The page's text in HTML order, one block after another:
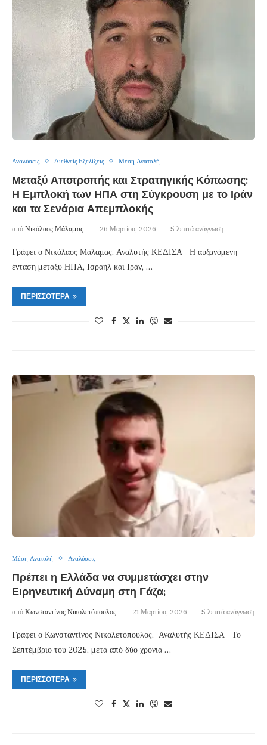
Αναλύσεις Διεθνείς Εξελίξεις Μέση Ανατολή
Μεταξύ Αποτροπής και Στρατηγικής Κόπωσης:
Η Εμπλοκή των ΗΠΑ στη Σύγκρουση με το Ιράν
και τα Σενάρια Απεμπλοκής
από Νικόλαος Μάλαμας 26 Μαρτίου, 2026 5 λεπτά ανάγνωση
Γράφει ο Νικόλαος Μάλαμας, Αναλυτής ΚΕΔΙΣΑ Η αυξανόμενη
ένταση μεταξύ ΗΠΑ, Ισραήλ και Ιράν, …
ΠΕΡΙΣΣΌΤΕΡΑ
Μέση Ανατολή Αναλύσεις
Πρέπει η Ελλάδα να συμμετάσχει στην
Ειρηνευτική Δύναμη στη Γάζα;
από Κωνσταντίνος Νικολετόπουλος 21 Μαρτίου, 2026 5 λεπτά ανάγνωση
Γράφει ο Κωνσταντίνος Νικολετόπουλος, Αναλυτής ΚΕΔΙΣΑ Το
Σεπτέμβριο του 2025, μετά από δύο χρόνια …
ΠΕΡΙΣΣΌΤΕΡΑ